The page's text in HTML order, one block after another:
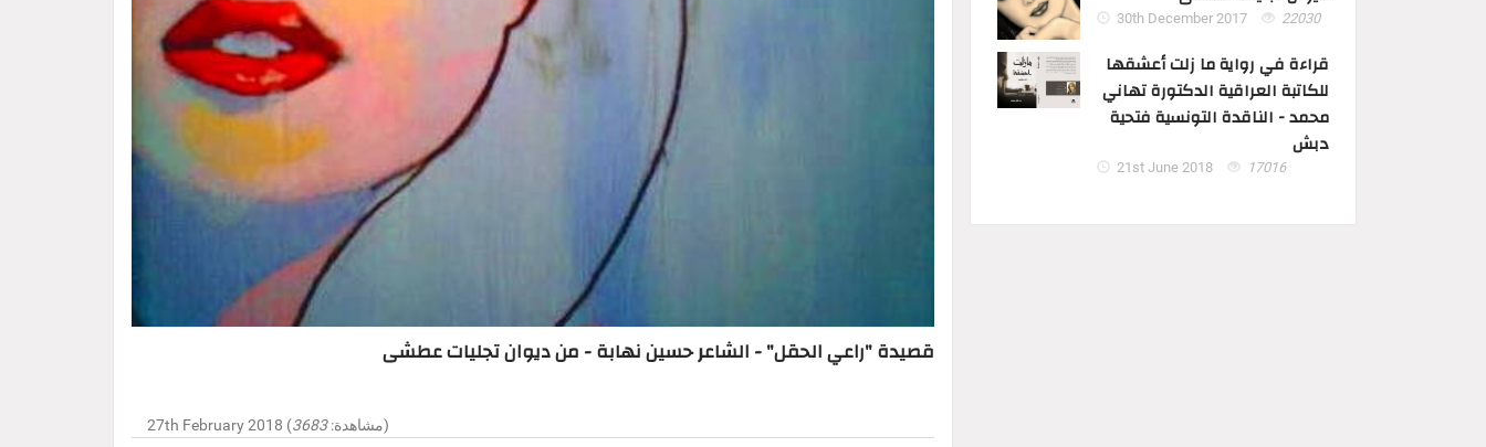
قصيدة "راعي الحقل" - الشاعر حسين نهابة - من ديوان تجليات عطشى
27th February 2018 (مشاهدة:3683 )
30th December 2017 22030
قراءة في رواية ما زلت أعشقها
للكاتبة العراقية الدكتورة تهاني
محمد - الناقدة التونسية فتحية
دبش
21st June 2018 17016